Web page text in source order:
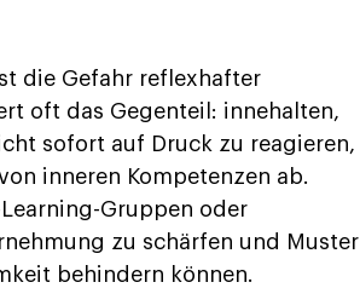
die Gefahr reflexhafter
oft das Gegenteil: innehalten,
sofort auf Druck zu reagieren,
inneren Kompetenzen ab.
Gruppen oder
zu schärfen und Muster
behindern können.